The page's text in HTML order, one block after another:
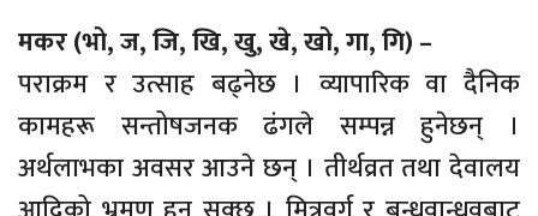
मकर (भो, ज, जि, खि, खु, खे, खो, गा, गि) –
पराक्रम र उत्साह बढ्नेछ । व्यापारिक वा दैनिक
कामहरू सन्तोषजनक ढंगले सम्पन्न हुनेछन् ।
अर्थलाभका अवसर आउने छन् । तीर्थव्रत तथा देवालय